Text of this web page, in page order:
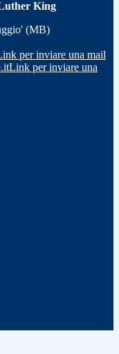
King
(MB)
per inviare una mail
Link per inviare una